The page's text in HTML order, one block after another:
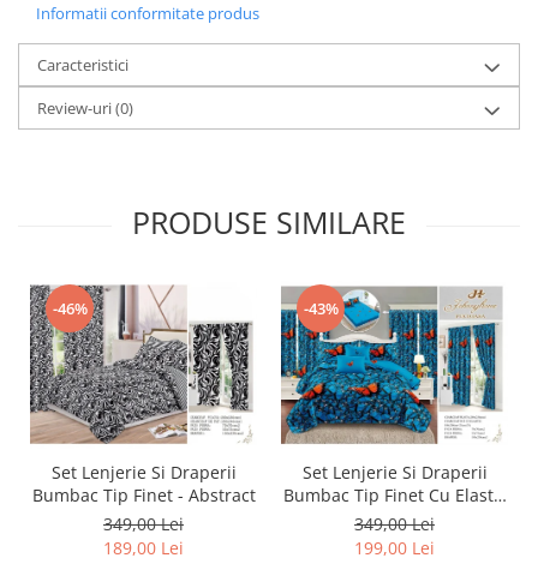
Informatii conformitate produs
Caracteristici
Review-uri(0)
PRODUSE SIMILARE
-46%
Set Lenjerie Si Draperii
Bumbac Tip Finet - Abstract
349,00 Lei
189,00 Lei
-43%
Set Lenjerie Si Draperii
Bumbac Tip Finet Cu Elastic
- Dansul Fluturilor
349,00 Lei
199,00 Lei